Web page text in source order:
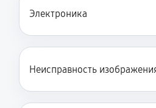
Электроника
Неисправность